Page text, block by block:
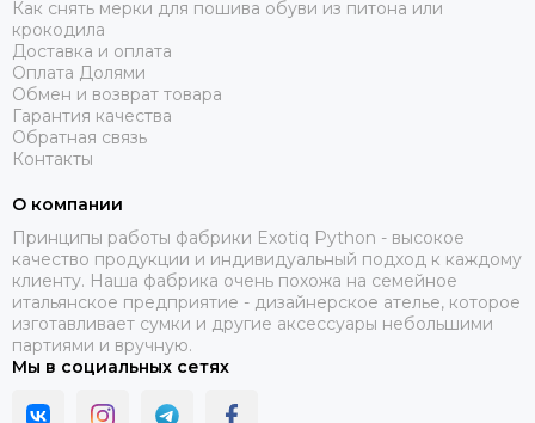
Как снять мерки для пошива обуви из питона или
крокодила
Доставка и оплата
Оплата Долями
Обмен и возврат товара
Гарантия качества
Обратная связь
Контакты
О компании
Принципы работы фабрики Exotiq Python - высокое
качество продукции и индивидуальный подход к каждому
клиенту. Наша фабрика очень похожа на семейное
итальянское предприятие - дизайнерское ателье, которое
изготавливает сумки и другие аксессуары небольшими
партиями и вручную.
Мы в социальных сетях